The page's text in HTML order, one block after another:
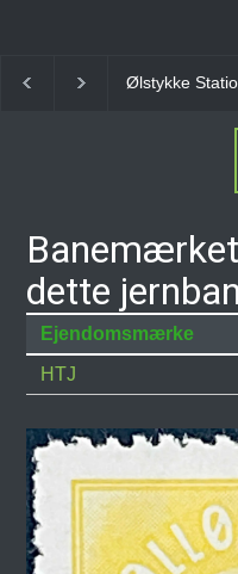
Ølstykke
dette
Ejendomsmærke
HTJ